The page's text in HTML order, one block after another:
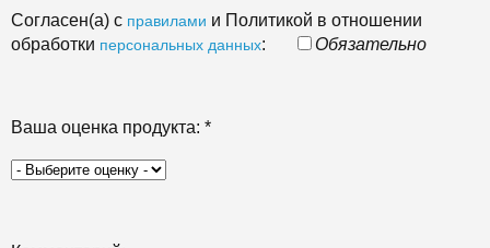
Согласен(а) с правилами и Политикой в отношении
обработки персональных данных: Обязательно
Ваша оценка продукта: *